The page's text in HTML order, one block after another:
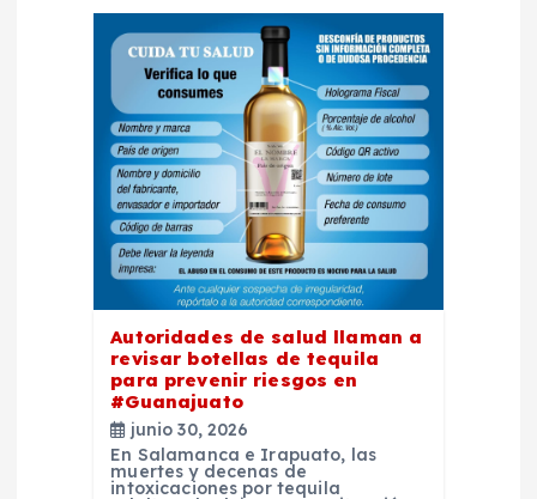
Autoridades de salud llaman a
revisar botellas de tequila
para prevenir riesgos en
#Guanajuato
junio 30, 2026
En Salamanca e Irapuato, las
muertes y decenas de
intoxicaciones por tequila